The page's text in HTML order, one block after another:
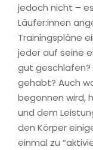
jedoch nicht –
Läufer:innen
Trainingspläne
jeder auf seine
gut geschlafen?
gehabt? Auch
begonnen wird,
und dem
den Körper
einmal zu